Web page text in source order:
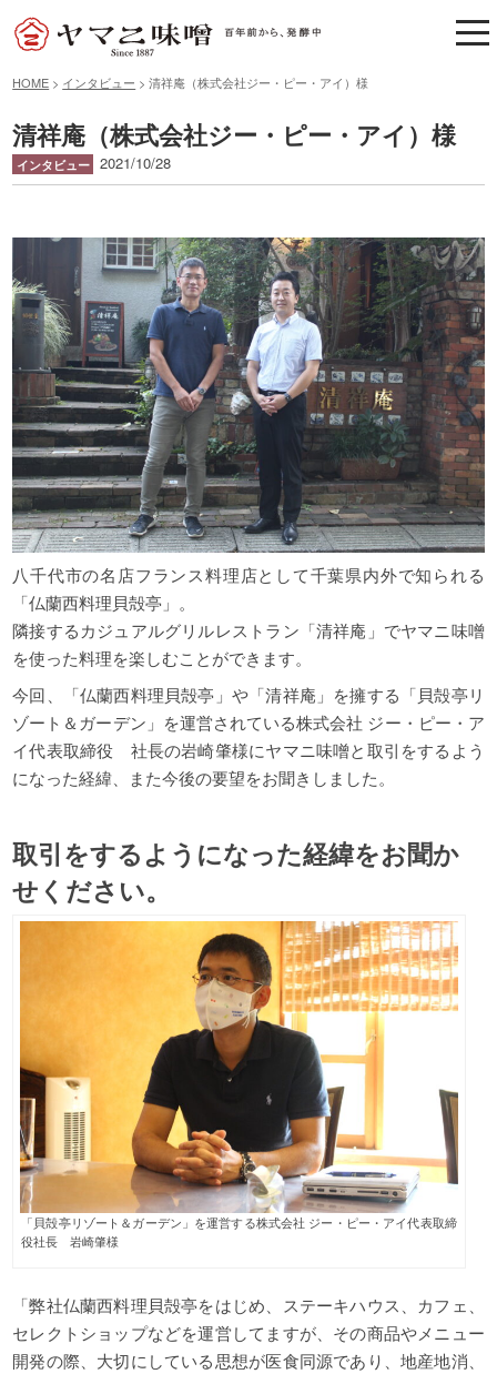
HOME > インタビュー >清祥庵（株式会社ジー・ピー・アイ）様
清祥庵（株式会社ジー・ピー・アイ）様
インタビュー 2021/10/28
八千代市の名店フランス料理店として千葉県内外で知られる
「仏蘭西料理貝殻亭」。
隣接するカジュアルグリルレストラン「清祥庵」でヤマニ味噌
を使った料理を楽しむことができます。
今回、「仏蘭西料理貝殻亭」や「清祥庵」を擁する「貝殻亭リ
ゾート＆ガーデン」を運営されている株式会社 ジー・ピー・ア
イ代表取締役 社長の岩崎肇様にヤマニ味噌と取引をするよう
になった経緯、また今後の要望をお聞きしました。
取引をするようになった経緯をお聞か
せください。
「貝殻亭リゾート＆ガーデン」を運営する株式会社 ジー・ピー・アイ代表取締
役社長 岩崎肇様
「弊社仏蘭西料理貝殻亭をはじめ、ステーキハウス、カフェ、
セレクトショップなどを運営してますが、その商品やメニュー
開発の際、大切にしている思想が医食同源であり、地産地消、